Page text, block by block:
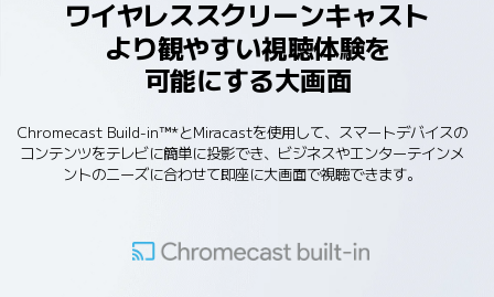
ワイヤレススクリーンキャスト
より観やすい視聴体験を
可能にする大画面
Chromecast Build-in™*とMiracastを使用して、スマートデバイスの
コンテンツをテレビに簡単に投影でき、ビジネスやエンターテインメ
ントのニーズに合わせて即座に大画面で視聴できます。